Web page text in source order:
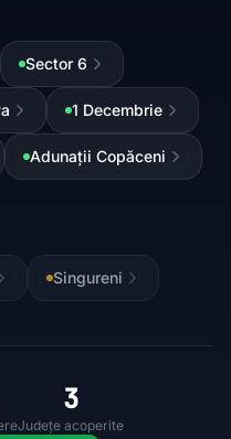
Sector 6
1 Decembrie
Adunații Copăceni
Singureni
3
Județe acoperite